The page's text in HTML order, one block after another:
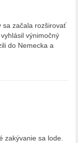
sa začala rozširovať
výnimočný
do Nemecka a
zakývanie sa lode.